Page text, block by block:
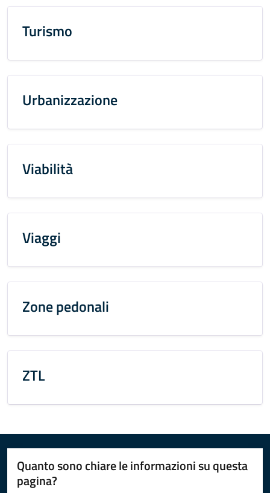
Turismo
Urbanizzazione
Viabilità
Viaggi
Zone pedonali
ZTL
Quanto sono chiare le informazioni su questa
pagina?